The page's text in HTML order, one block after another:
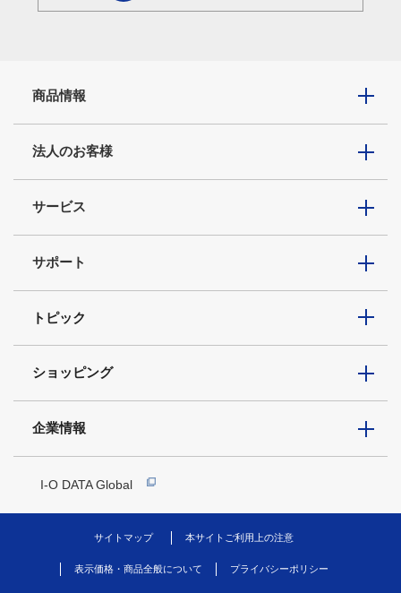
商品情報
法人のお客様
サービス
サポート
トピック
ショッピング
企業情報
I-O DATA Global
サイトマップ 本サイトご利用上の注意
表示価格・商品全般について プライバシーポリシー